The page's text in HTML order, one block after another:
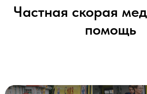
Частная скорая
помощь